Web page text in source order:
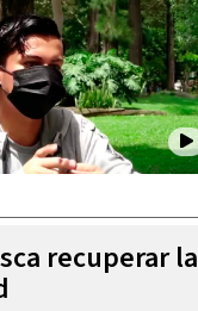
recuperar la